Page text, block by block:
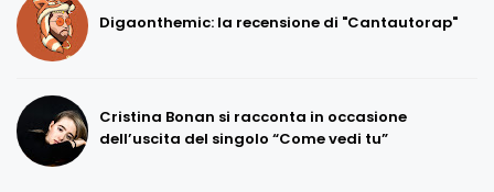
Digaonthemic: la recensione di "Cantautorap"
Cristina Bonan si racconta in occasione
dell’uscita del singolo “Come vedi tu”